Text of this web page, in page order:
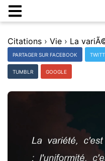
Citations › Vie ›
PARTAGER SUR FACEBOOK
TUMBLR GOOGLE